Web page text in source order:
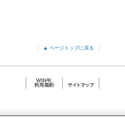
▲ ページトップに戻る